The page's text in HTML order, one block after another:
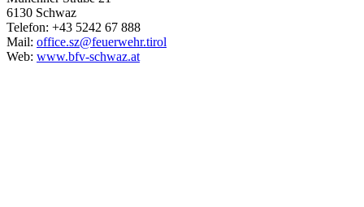
6130 Schwaz
Telefon: +43 5242 67 888
Mail: office.sz@feuerwehr.tirol
Web: www.bfv-schwaz.at